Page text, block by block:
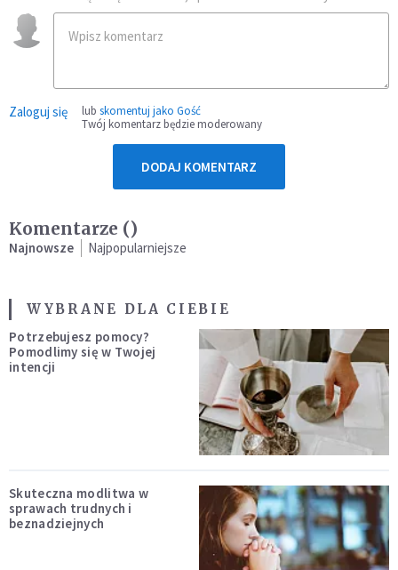
Zaloguj się lub skomentuj jako Gość
Twój komentarz będzie moderowany
DODAJ KOMENTARZ
Komentarze ()
Najnowsze Najpopularniejsze
WYBRANE DLA CIEBIE
Potrzebujesz pomocy?
Pomodlimy się w Twojej
intencji
Skuteczna modlitwa w
sprawach trudnych i
beznadziejnych